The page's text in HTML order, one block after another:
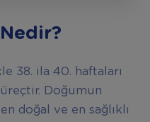
38. ila 40. haftaları
Doğumun
doğal ve en sağlıklı